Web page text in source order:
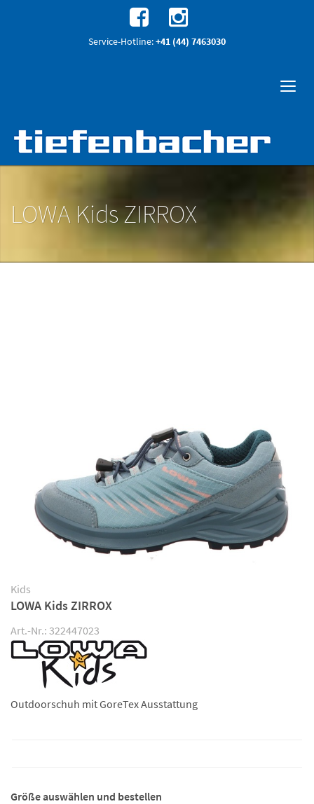
Service-Hotline:+41 (44) 7463030
LOWA Kids ZIRROX
Kids
LOWA Kids ZIRROX
Art.-Nr.: 322447023
Outdoorschuh mit GoreTex Ausstattung
Größe auswählen und bestellen